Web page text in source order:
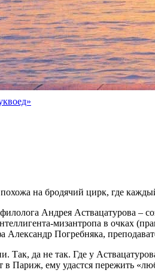
вытащит
-23 июня 2015, вторник
похожа на бродячий цирк, где
Андрея Аствацатурова –
мизантропа в очках
Александр Погребняка,
да не так. Где у
в Париж, ему удастся пережить